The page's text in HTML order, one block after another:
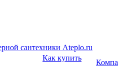
Как купить